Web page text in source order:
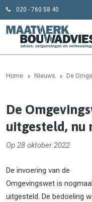
020 - 760 58 40
Home Nieuws De
De
uitgesteld, nu
Op 28 oktober 2022
De invoering van de
Omgevingswet is
uitgesteld. De bedoeling